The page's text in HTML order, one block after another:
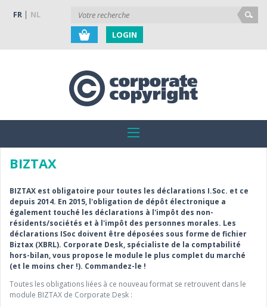
FR NL
LOGIN
BIZTAX
BIZTAX est obligatoire pour toutes les déclarations I.Soc. et ce
depuis 2014. En 2015, l'obligation de dépôt électronique a
également touché les déclarations à l'impôt des non-
résidents/sociétés et à l'impôt des personnes morales. Les
déclarations ISoc doivent être déposées sous forme de fichier
Biztax (XBRL). Corporate Desk, spécialiste de la comptabilité
hors-bilan, vous propose le module le plus complet du marché
(et le moins cher !). Commandez-le !
Toutes les obligations liées à ce nouveau format se retrouvent dans le
module BIZTAX de Corporate Desk :